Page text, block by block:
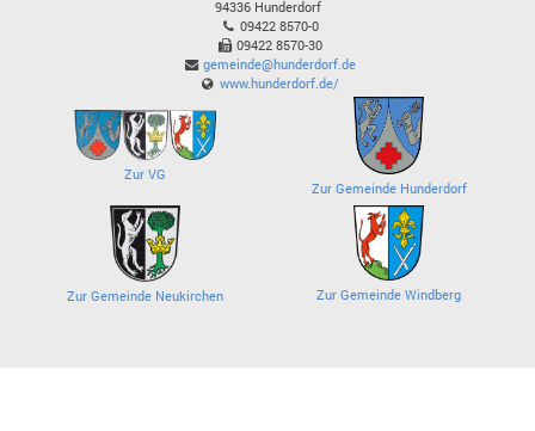
94336 Hunderdorf
09422 8570-0
09422 8570-30
gemeinde@hunderdorf.de
www.hunderdorf.de/
Zur VG
Zur Gemeinde Hunderdorf
Zur Gemeinde Neukirchen Zur Gemeinde Windberg